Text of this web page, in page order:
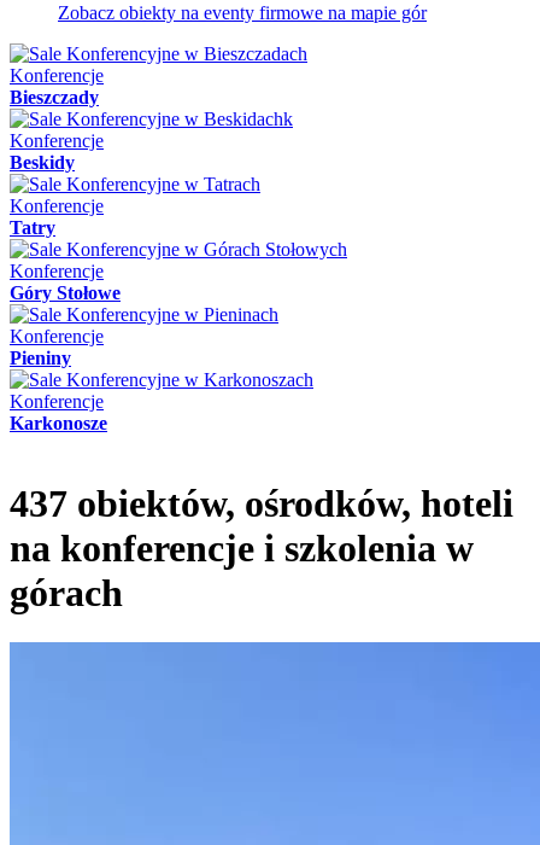
Zobacz obiekty na eventy firmowe na mapie gór
Konferencje
Bieszczady
Konferencje
Beskidy
Konferencje
Tatry
Konferencje
Góry Stołowe
Konferencje
Pieniny
Konferencje
Karkonosze
437 obiektów, ośrodków, hoteli
na konferencje i szkolenia w
górach